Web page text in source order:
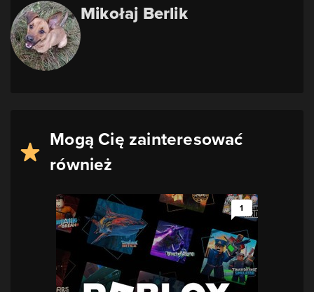
Mikołaj Berlik
Mogą Cię zainteresować
również
1